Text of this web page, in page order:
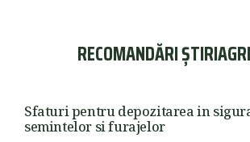
RECOMANDĂRI
Sfaturi pentru depozitarea in
semintelor si furajelor